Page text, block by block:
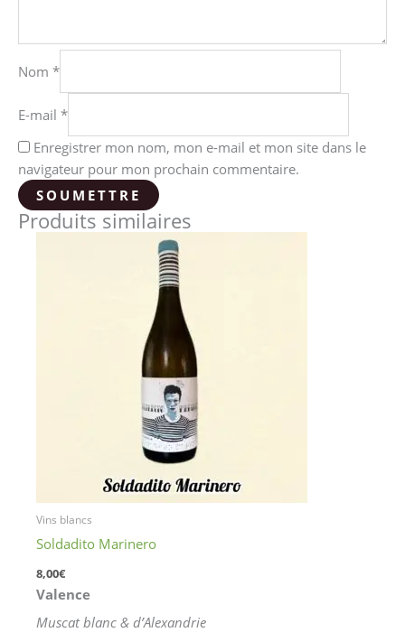
Nom *
E-mail *
Enregistrer mon nom, mon e-mail et mon site dans le
navigateur pour mon prochain commentaire.
Produits similaires
Vins blancs
Soldadito Marinero
8,00€
Valence
Muscat blanc & d’Alexandrie